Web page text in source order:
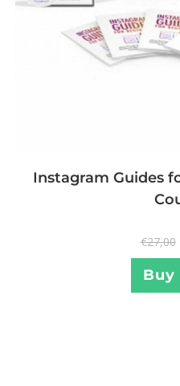
Instagram Guides
€27,00
Buy